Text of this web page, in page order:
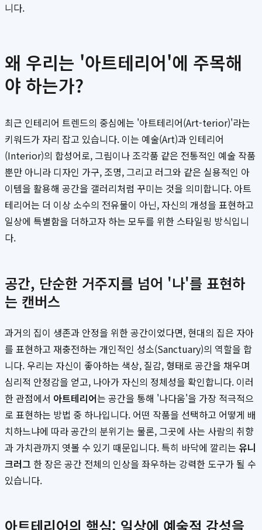
니다.
왜 우리는 '아트테리어'에 주목해
야 하는가?
최근 인테리어 트렌드의 중심에는 '아트테리어(Art-terior)'라는
키워드가 자리 잡고 있습니다. 이는 예술(Art)과 인테리어
(Interior)의 합성어로, 그림이나 조각품 같은 전통적인 예술 작품
뿐만 아니라 디자인 가구, 조명, 그리고 러그와 같은 실용적인 아
이템을 활용해 공간을 갤러리처럼 꾸미는 것을 의미합니다. 아트
테리어는 더 이상 소수의 전유물이 아닌, 자신의 개성을 표현하고
일상에 특별함을 더하고자 하는 모두를 위한 스타일링 방식입니
다.
공간, 단순한 거주지를 넘어 '나'를 표현하
는 캔버스
과거의 집이 생존과 안정을 위한 공간이었다면, 현대의 집은 자아
를 표현하고 재충전하는 개인적인 성소(Sanctuary)의 역할을 합
니다. 우리는 자신이 좋아하는 색상, 질감, 형태로 공간을 채우며
심리적 안정감을 얻고, 나아가 자신의 정체성을 확인합니다. 이러
한 관점에서 아트테리어는 공간을 통해 '나다움'을 가장 적극적으
로 표현하는 방법 중 하나입니다. 어떤 작품을 선택하고 어떻게 배
치하느냐에 따라 공간의 분위기는 물론, 그곳에 사는 사람의 취향
과 가치관까지 엿볼 수 있기 때문입니다. 특히 바닥에 깔리는 유니
크러그 한 장은 공간 전체의 인상을 좌우하는 강력한 도구가 될 수
있습니다.
아트테리어의 핵심: 일상에 예술적 감성을